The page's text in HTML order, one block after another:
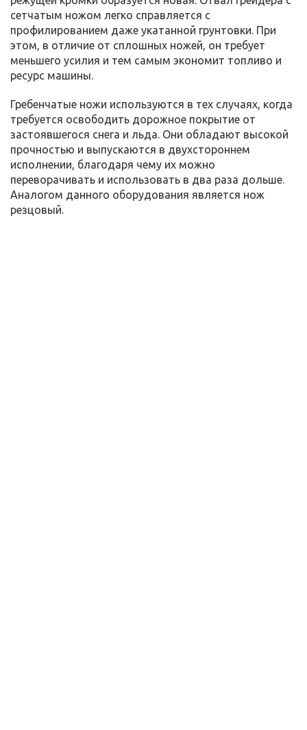
сетчатым ножом легко справляется с
профилированием даже укатанной грунтовки. При
этом, в отличие от сплошных ножей, он требует
меньшего усилия и тем самым экономит топливо и
ресурс машины.
Гребенчатые ножи используются в тех случаях, когда
требуется освободить дорожное покрытие от
застоявшегося снега и льда. Они обладают высокой
прочностью и выпускаются в двухстороннем
исполнении, благодаря чему их можно
переворачивать и использовать в два раза дольше.
Аналогом данного оборудования является нож
резцовый.